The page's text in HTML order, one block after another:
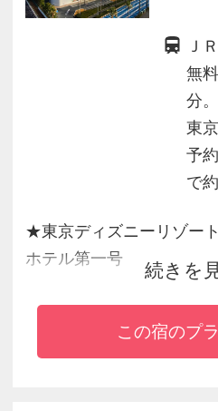
Ｊ
無
分。
東
予
で
★東京ディズニーリゾー
ホテル第一号
★お子様から大人まで楽
トルームで夢の続きを
★東京ディズニーランド
続きを
この宿のプ